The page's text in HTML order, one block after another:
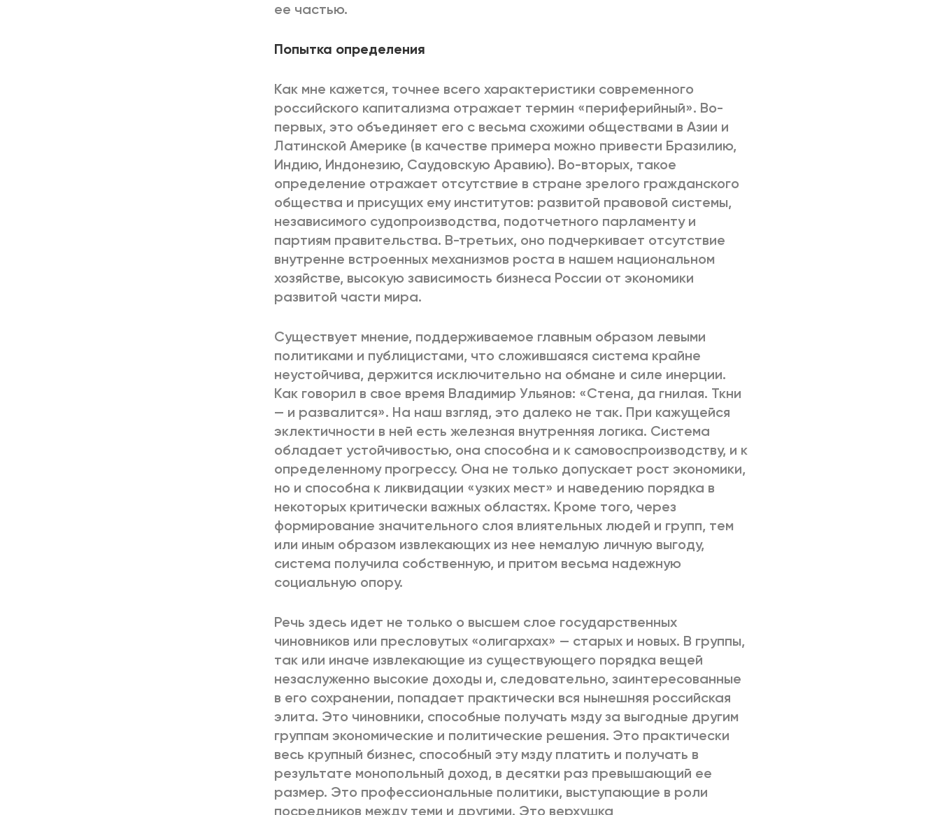
ее частью.
Попытка определения
Как мне кажется, точнее всего характеристики современного
российского капитализма отражает термин «периферийный». Во-
первых, это объединяет его с весьма схожими обществами в Азии и
Латинской Америке (в качестве примера можно привести Бразилию,
Индию, Индонезию, Саудовскую Аравию). Во-вторых, такое
определение отражает отсутствие в стране зрелого гражданского
общества и присущих ему институтов: развитой правовой системы,
независимого судопроизводства, подотчетного парламенту и
партиям правительства. В-третьих, оно подчеркивает отсутствие
внутренне встроенных механизмов роста в нашем национальном
хозяйстве, высокую зависимость бизнеса России от экономики
развитой части мира.
Существует мнение, поддерживаемое главным образом левыми
политиками и публицистами, что сложившаяся система крайне
неустойчива, держится исключительно на обмане и силе инерции.
Как говорил в свое время Владимир Ульянов: «Стена, да гнилая. Ткни
— и развалится». На наш взгляд, это далеко не так. При кажущейся
эклектичности в ней есть железная внутренняя логика. Система
обладает устойчивостью, она способна и к самовоспроизводству, и к
определенному прогрессу. Она не только допускает рост экономики,
но и способна к ликвидации «узких мест» и наведению порядка в
некоторых критически важных областях. Кроме того, через
формирование значительного слоя влиятельных людей и групп, тем
или иным образом извлекающих из нее немалую личную выгоду,
система получила собственную, и притом весьма надежную
социальную опору.
Речь здесь идет не только о высшем слое государственных
чиновников или пресловутых «олигархах» — старых и новых. В группы,
так или иначе извлекающие из существующего порядка вещей
незаслуженно высокие доходы и, следовательно, заинтересованные
в его сохранении, попадает практически вся нынешняя российская
элита. Это чиновники, способные получать мзду за выгодные другим
группам экономические и политические решения. Это практически
весь крупный бизнес, способный эту мзду платить и получать в
результате монопольный доход, в десятки раз превышающий ее
размер. Это профессиональные политики, выступающие в роли
посредников между теми и другими. Это верхушка